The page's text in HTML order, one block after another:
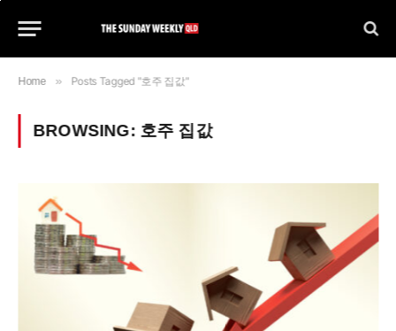
Home » Posts Tagged "호주 집값"
BROWSING: 호주 집값